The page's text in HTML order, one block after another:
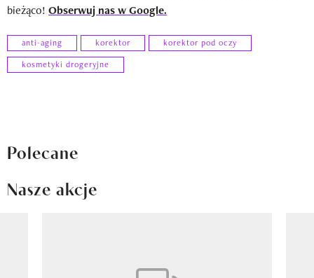
bieżąco! Obserwuj nas w Google.
anti-aging korektor
korektor pod oczy
kosmetyki drogeryjne
Polecane
Nasze akcje